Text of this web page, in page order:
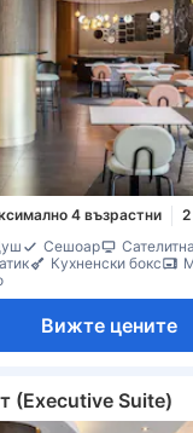
4 възрастни
Сешоар
Кухненски бокс
Вижте цените
(Executive Suite)